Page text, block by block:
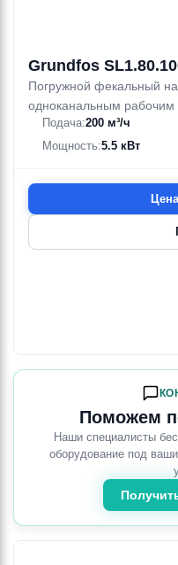
Grundfos
Погружной фекальный
одноканальным рабочим
Подача:200 м³/ч
Мощность:5.5 кВт
Поможем
Наши специалисты
оборудование под